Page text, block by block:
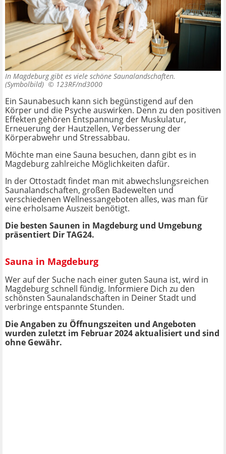
In Magdeburg gibt es viele schöne Saunalandschaften.
(Symbolbild) © 123RF/nd3000
Ein Saunabesuch kann sich begünstigend auf den
Körper und die Psyche auswirken. Denn zu den positiven
Effekten gehören Entspannung der Muskulatur,
Erneuerung der Hautzellen, Verbesserung der
Körperabwehr und Stressabbau.
Möchte man eine Sauna besuchen, dann gibt es in
Magdeburg zahlreiche Möglichkeiten dafür.
In der Ottostadt findet man mit abwechslungsreichen
Saunalandschaften, großen Badewelten und
verschiedenen Wellnessangeboten alles, was man für
eine erholsame Auszeit benötigt.
Die besten Saunen in Magdeburg und Umgebung
präsentiert Dir TAG24.
Sauna in Magdeburg
Wer auf der Suche nach einer guten Sauna ist, wird in
Magdeburg schnell fündig. Informiere Dich zu den
schönsten Saunalandschaften in Deiner Stadt und
verbringe entspannte Stunden.
Die Angaben zu Öffnungszeiten und Angeboten
wurden zuletzt im Februar 2024 aktualisiert und sind
ohne Gewähr.